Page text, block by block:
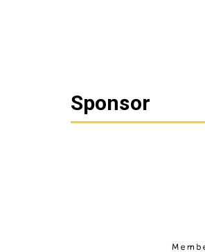
Sponsor